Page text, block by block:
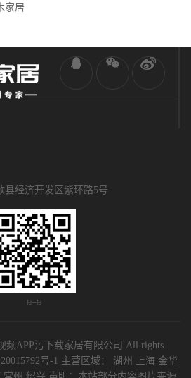
家居
县经济开发区紫环路5号
扫一扫
频APP污下载家居有限公司 All rights
号-1 主营区域： 湖州 上海 金华